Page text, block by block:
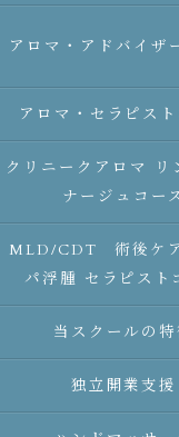
アロマ・アドバイザ
アロマ・セラピスト
クリニークアロマ リ
ナージュコー
MLD/CDT 術後ケ
パ浮腫 セラピスト
当スクールの特
独立開業支援